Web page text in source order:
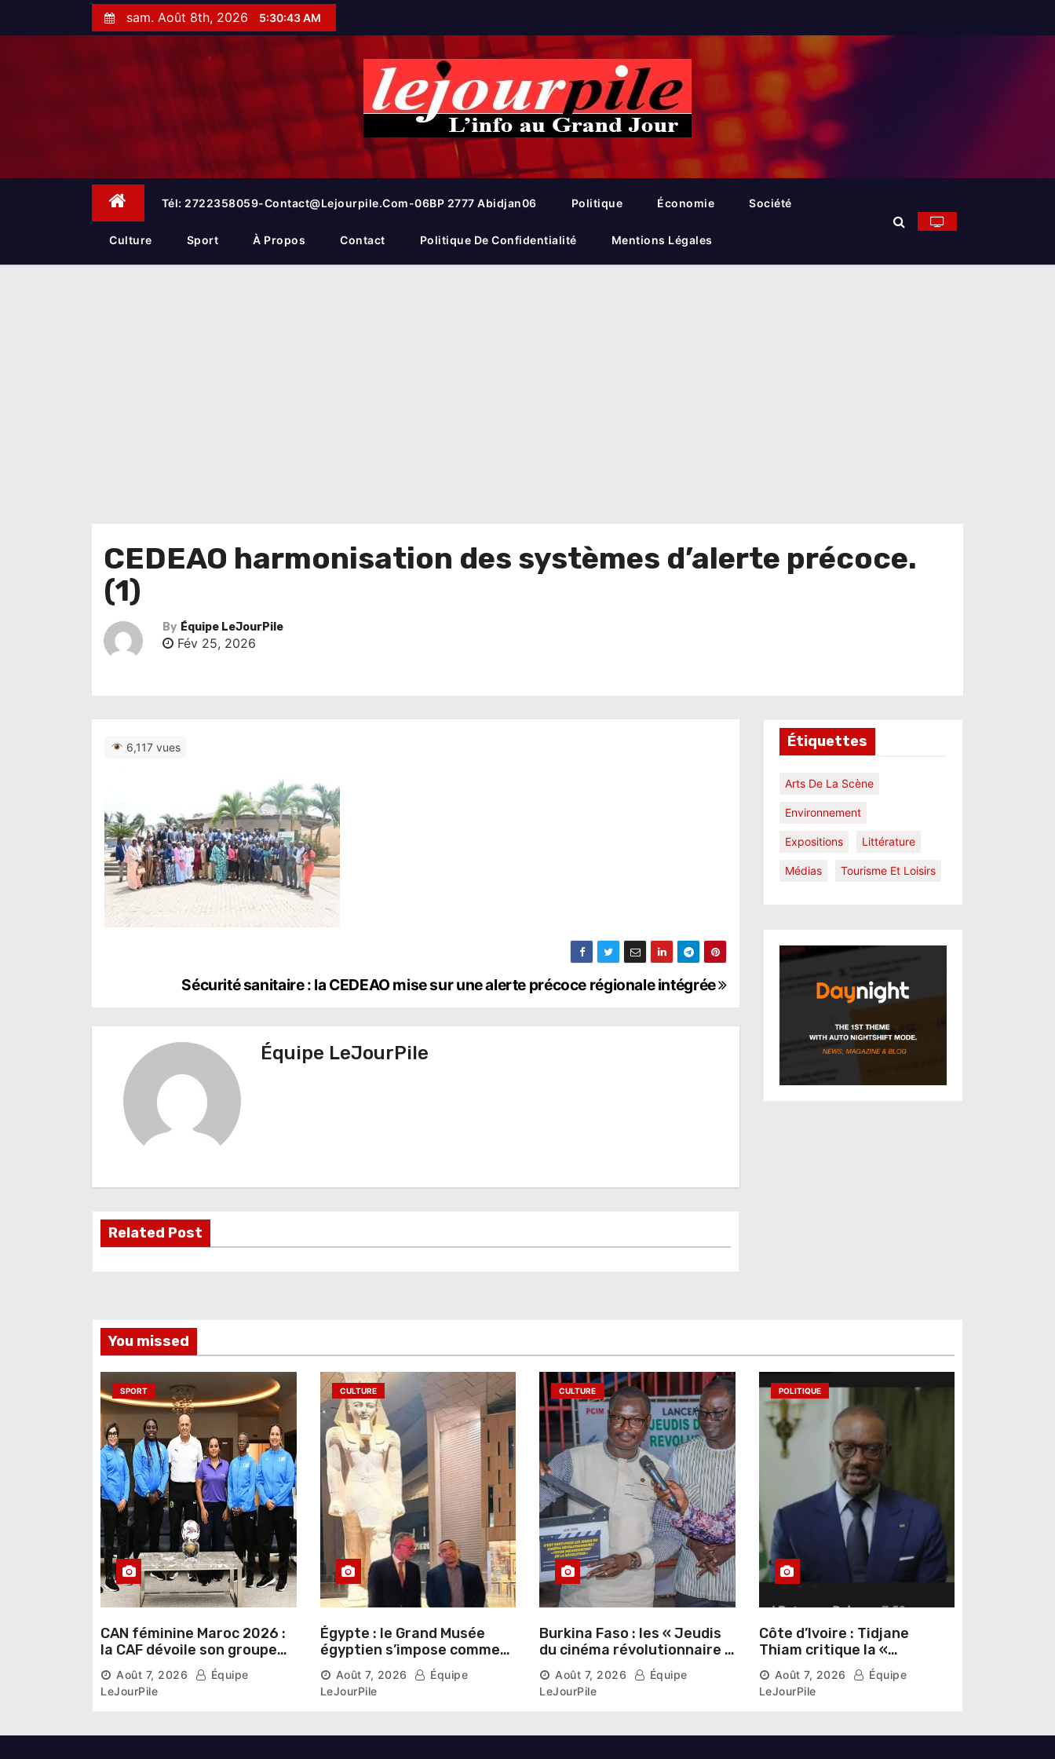
t
sam. Août 8th, 2026 5:30:44 AM
Tél: 2722358059-Contact@lejourpile.com-06BP 2777 Abidjan06 Politique Économie Société
Culture Sport À Propos Contact Politique De Confidentialité Mentions Légales
CEDEAO harmonisation des systèmes d’alerte précoce.
(1)
By Équipe LeJourPile
Fév 25, 2026
6,117 vues
a
o
l
’
a
r
t
i
c
l
e
Sécurité sanitaire : la CEDEAO mise sur une alerte précoce régionale intégrée
Équipe LeJourPile
Related Post
Étiquettes
Arts De La Scène
Environnement
Expositions Littérature
Médias Tourisme Et Loisirs
You missed
SPORT
CAN féminine Maroc 2026 :
la CAF dévoile son groupe
d’experts chargé d’analyser
la compétition
Août 7, 2026
Équipe
LeJourPile
CULTURE
Égypte : le Grand Musée
égyptien s’impose comme
une vitrine du patrimoine
pharaonique auprès des
dirigeants étrangers
Août 7, 2026
Équipe
LeJourPile
CULTURE
Burkina Faso : les « Jeudis
du cinéma révolutionnaire »
lancés au Mémorial Thomas
Sankara
Août 7, 2026
Équipe
LeJourPile
POLITIQUE
Côte d’Ivoire : Tidjane
Thiam critique la «
judiciarisation » de la
politique et appelle à
poursuivre l’apaisement
Août 7, 2026
Équipe
LeJourPile